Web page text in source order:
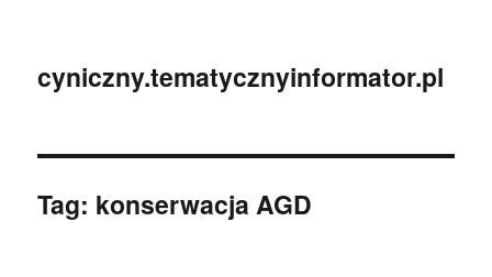
cyniczny.tematycznyinformator.pl
Tag: konserwacja AGD